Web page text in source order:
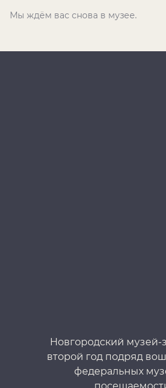
Мы ждём вас снова в музее.
Новгородский музей-
второй год подряд
федеральных